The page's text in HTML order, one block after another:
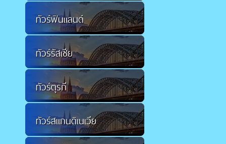
ทัวร์ฟินแลนด์
ทัวร์รัสเซีย
ทัวร์ตุรกี
ทัวร์สแกนดิเนเวีย